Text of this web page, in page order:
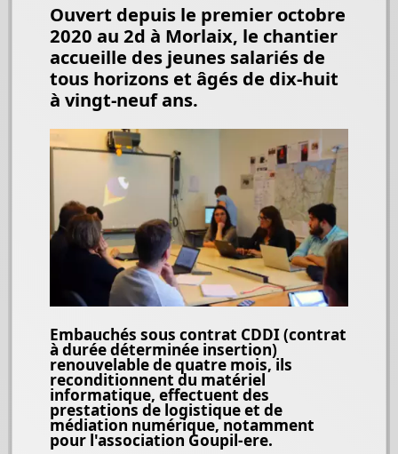
Ouvert depuis le premier octobre
2020 au 2d à Morlaix, le chantier
accueille des jeunes salariés de
tous horizons et âgés de dix-huit
à vingt-neuf ans.
Embauchés sous contrat CDDI (contrat
à durée déterminée insertion)
renouvelable de quatre mois, ils
reconditionnent du matériel
informatique, effectuent des
prestations de logistique et de
médiation numérique, notamment
pour l'association Goupil-ere.